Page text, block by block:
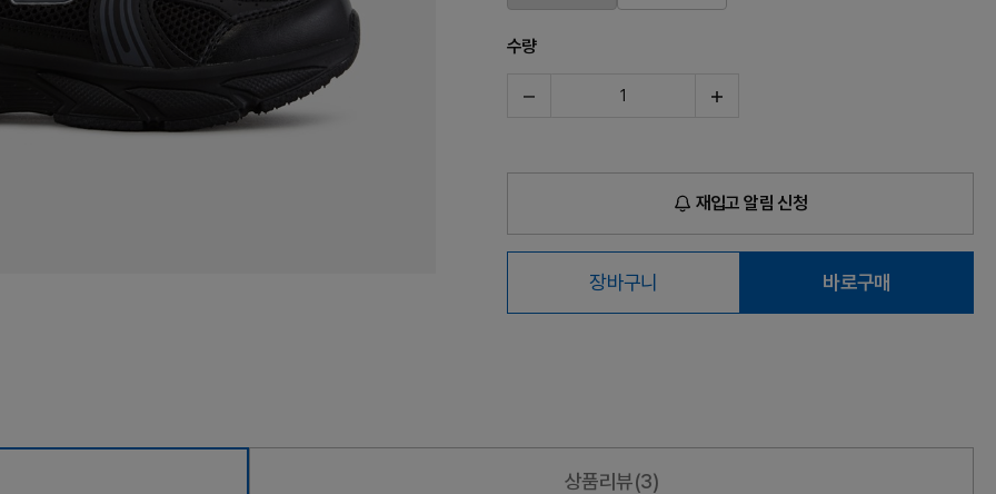
수량
재입고 알림 신청
장바구니 바로구매
상품리뷰(3)